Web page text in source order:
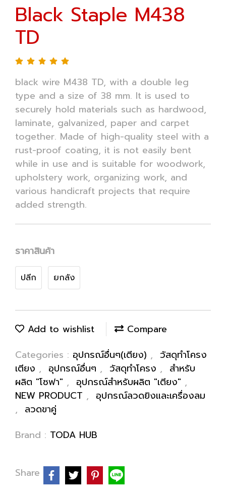
Black Staple M438
TD
black wire M438 TD, with a double leg
type and a size of 38 mm. It is used to
securely hold materials such as hardwood,
laminate, galvanized, paper and carpet
together. Made of high-quality steel with a
rust-proof coating, it is not easily bent
while in use and is suitable for woodwork,
upholstery work, organizing work, and
various handicraft projects that require
added strength.
ราคาสินค้า
ปลีก ยกลัง
Add to wishlist
Compare
Categories : อุปกรณ์อื่นๆ(เตียง) , วัสดุทำโครง
เตียง , อุปกรณ์อื่นๆ , วัสดุทำโครง , สำหรับ
ผลิต "โซฟา" , อุปกรณ์สำหรับผลิต "เตียง" ,
NEW PRODUCT , อุปกรณ์ลวดยิงและเครื่องลม
, ลวดขาคู่
Brand : TODA HUB
Share